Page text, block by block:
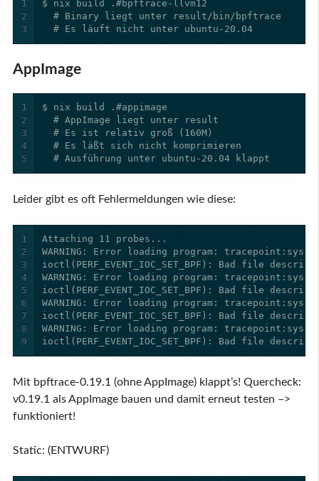
1
2
3
  # Es läuft nicht unter ubuntu-20.04
AppImage
1
2
3
4
5
  # Ausführung unter ubuntu-20.04 klappt
Leider gibt es oft Fehlermeldungen wie diese:
1
2
3
4
5
6
7
8
9
ioctl(PERF_EVENT_IOC_SET_BPF): Bad file
Mit bpftrace-0.19.1 (ohne AppImage) klappt’s! Quercheck:
v0.19.1 als AppImage bauen und damit erneut testen –>
funktioniert!
Static: (ENTWURF)